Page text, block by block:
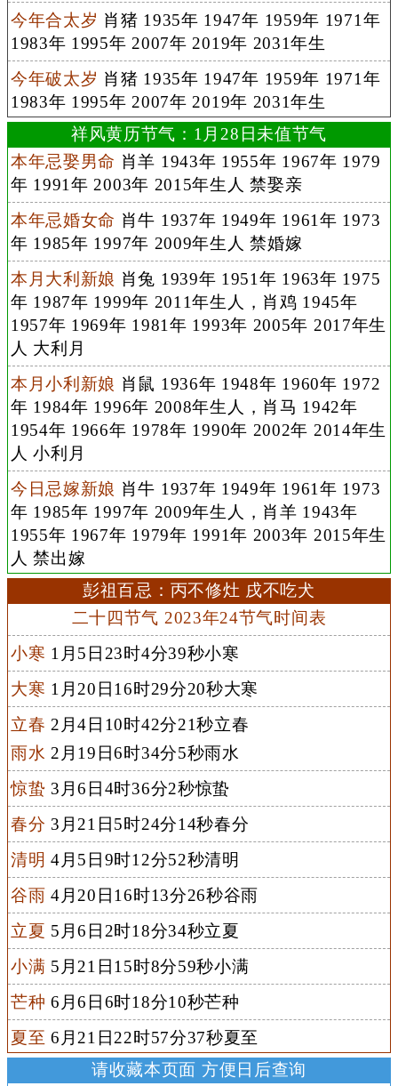
今年合太岁 肖猪 1935年 1947年 1959年 1971年
1983年 1995年 2007年 2019年 2031年生
今年破太岁 肖猪 1935年 1947年 1959年 1971年
1983年 1995年 2007年 2019年 2031年生
祥风黄历节气：1月28日未值节气
本年忌娶男命 肖羊 1943年 1955年 1967年 1979
年 1991年 2003年 2015年生人 禁娶亲
本年忌婚女命 肖牛 1937年 1949年 1961年 1973
年 1985年 1997年 2009年生人 禁婚嫁
本月大利新娘 肖兔 1939年 1951年 1963年 1975
年 1987年 1999年 2011年生人，肖鸡 1945年
1957年 1969年 1981年 1993年 2005年 2017年生
人 大利月
本月小利新娘 肖鼠 1936年 1948年 1960年 1972
年 1984年 1996年 2008年生人，肖马 1942年
1954年 1966年 1978年 1990年 2002年 2014年生
人 小利月
今日忌嫁新娘 肖牛 1937年 1949年 1961年 1973
年 1985年 1997年 2009年生人，肖羊 1943年
1955年 1967年 1979年 1991年 2003年 2015年生
人 禁出嫁
彭祖百忌：丙不修灶 戌不吃犬
二十四节气 2023年24节气时间表
小寒 1月5日23时4分39秒小寒
大寒 1月20日16时29分20秒大寒
立春 2月4日10时42分21秒立春
雨水 2月19日6时34分5秒雨水
惊蛰 3月6日4时36分2秒惊蛰
春分 3月21日5时24分14秒春分
清明 4月5日9时12分52秒清明
谷雨 4月20日16时13分26秒谷雨
立夏 5月6日2时18分34秒立夏
小满 5月21日15时8分59秒小满
芒种 6月6日6时18分10秒芒种
夏至 6月21日22时57分37秒夏至
请收藏本页面 方便日后查询